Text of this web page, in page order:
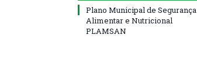
Plano Municipal de Segurança
Alimentar e Nutricional
PLAMSAN